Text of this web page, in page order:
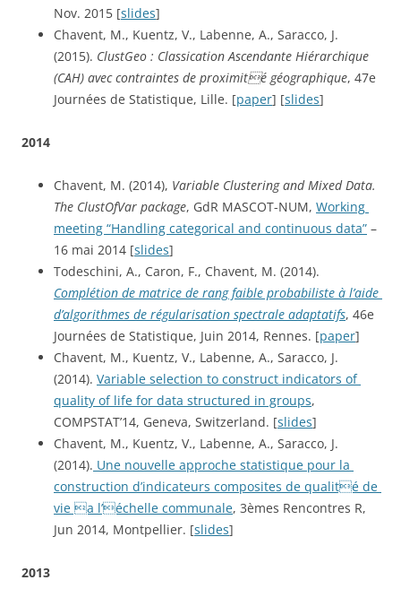
Nov. 2015 [slides]
Chavent, M., Kuentz, V., Labenne, A., Saracco, J.
(2015). ClustGeo : Classication Ascendante Hiérarchique
(CAH) avec contraintes de proximité géographique, 47e
Journées de Statistique, Lille. [paper] [slides]
2014
Chavent, M. (2014), Variable Clustering and Mixed Data.
The ClustOfVar package, GdR MASCOT-NUM, Working
meeting “Handling categorical and continuous data” –
16 mai 2014 [slides]
Complétion de matrice de rang faible probabiliste à l’aide
d’algorithmes de régularisation spectrale adaptatifs, 46e
Journées de Statistique, Juin 2014, Rennes. [paper]
Chavent, M., Kuentz, V., Labenne, A., Saracco, J.
(2014). Variable selection to construct indicators of
quality of life for data structured in groups,
COMPSTAT’14, Geneva, Switzerland. [slides]
Chavent, M., Kuentz, V., Labenne, A., Saracco, J.
(2014). Une nouvelle approche statistique pour la
construction d’indicateurs composites de qualité de
vie a l’échelle communale, 3èmes Rencontres R,
Jun 2014, Montpellier. [slides]
2013